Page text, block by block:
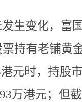
生变化，富
持有老铺黄
元时，持股
万港元；但